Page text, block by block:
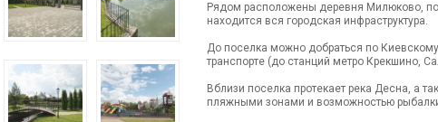
Рядом расположены деревня Милюково,
находится вся городская инфраструктура.
До поселка можно добраться по
транспорте (до станций метро Крекшино,
Вблизи поселка протекает река Десна, а
пляжными зонами и возможностью